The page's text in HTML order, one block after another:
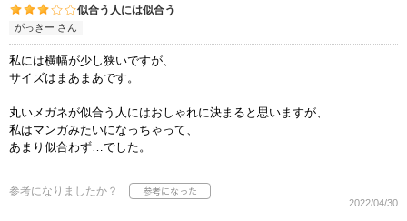
似合う人には似合う
がっきー さん
私には横幅が少し狭いですが、
サイズはまあまあです。
丸いメガネが似合う人にはおしゃれに決まると思いますが、
私はマンガみたいになっちゃって、
あまり似合わず…でした。
参考になりましたか？
2022/04/30